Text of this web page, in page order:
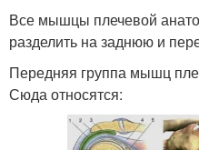
Все мышцы плечевой
разделить на заднюю и
Передняя группа мышц
Сюда относятся: